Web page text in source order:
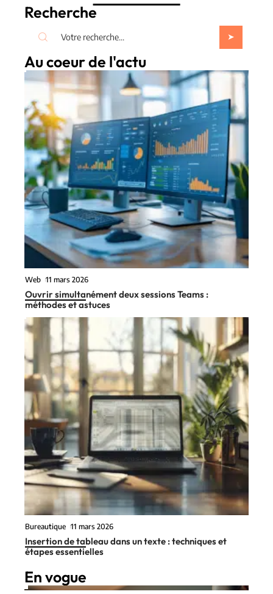
Recherche
Au coeur de l'actu
Web 11 mars 2026
Ouvrir simultanément deux sessions Teams :
méthodes et astuces
Bureautique 11 mars 2026
Insertion de tableau dans un texte : techniques et
étapes essentielles
En vogue